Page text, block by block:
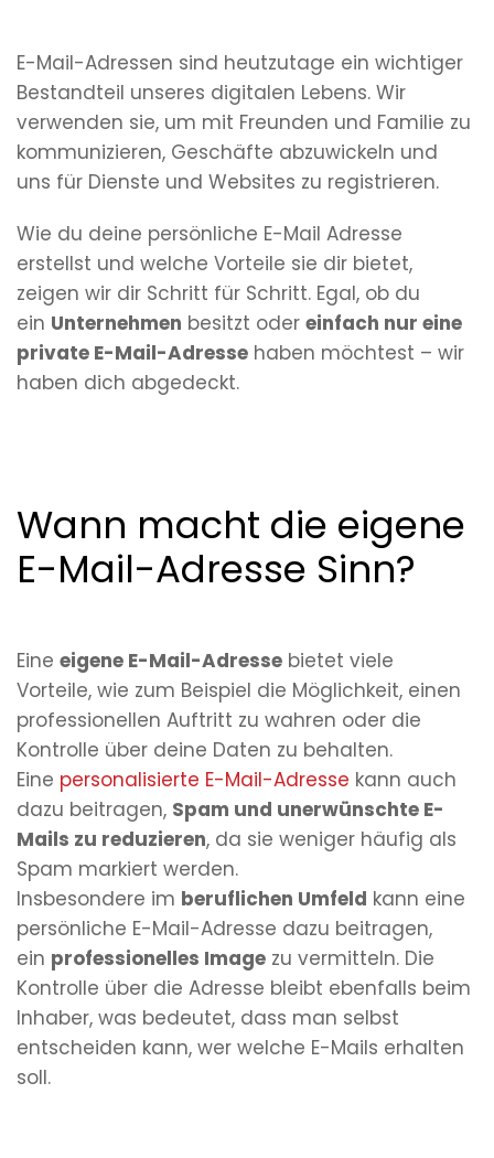
E-Mail-Adressen sind heutzutage ein wichtiger
Bestandteil unseres digitalen Lebens. Wir
verwenden sie, um mit Freunden und Familie zu
kommunizieren, Geschäfte abzuwickeln und
uns für Dienste und Websites zu registrieren.
Wie du deine persönliche E-Mail Adresse
erstellst und welche Vorteile sie dir bietet,
zeigen wir dir Schritt für Schritt. Egal, ob du
ein Unternehmen besitzt oder einfach nur eine
private E-Mail-Adresse haben möchtest – wir
haben dich abgedeckt.
Wann macht die eigene
E-Mail-Adresse Sinn?
Eine eigene E-Mail-Adresse bietet viele
Vorteile, wie zum Beispiel die Möglichkeit, einen
professionellen Auftritt zu wahren oder die
Kontrolle über deine Daten zu behalten.
Eine personalisierte E-Mail-Adresse kann auch
dazu beitragen, Spam und unerwünschte E-
Mails zu reduzieren, da sie weniger häufig als
Spam markiert werden.
Insbesondere im beruflichen Umfeld kann eine
persönliche E-Mail-Adresse dazu beitragen,
ein professionelles Image zu vermitteln. Die
Kontrolle über die Adresse bleibt ebenfalls beim
Inhaber, was bedeutet, dass man selbst
entscheiden kann, wer welche E-Mails erhalten
soll.